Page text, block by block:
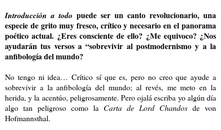
Introducción a todo puede ser un canto revolucionario, una
especie de grito muy fresco, crítico y necesario en el panorama
poético actual. ¿Eres consciente de ello? ¿Me equivoco? ¿Nos
ayudarán tus versos a “sobrevivir al postmodernismo y a la
anfibología del mundo?
No tengo ni idea… Crítico sí que es, pero no creo que ayude a
sobrevivir a la anfibología del mundo; al revés, me meto en la
herida, y la acentúo, peligrosamente. Pero ojalá escriba yo algún día
algo tan peligroso como la Carta de Lord Chandos de von
Hofmannsthal.